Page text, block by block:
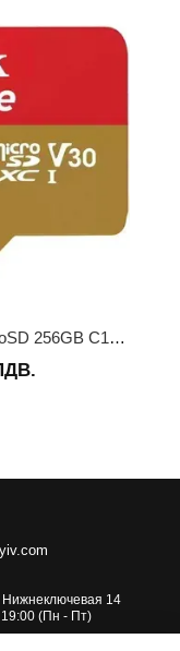
Карта пам'яті SanDisk microSD 256GB C10 UHS-I U3 R190/W130MB/s Extreme V30 (SDSQXAV-256G-GN6MN)
Нижнеключевая 14
(Пн - Пт)